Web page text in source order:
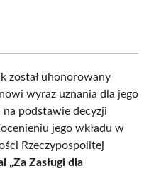
został uhonorowany
wyraz uznania dla jego
na podstawie decyzji
jego wkładu w
Rzeczypospolitej
„Za Zasługi dla